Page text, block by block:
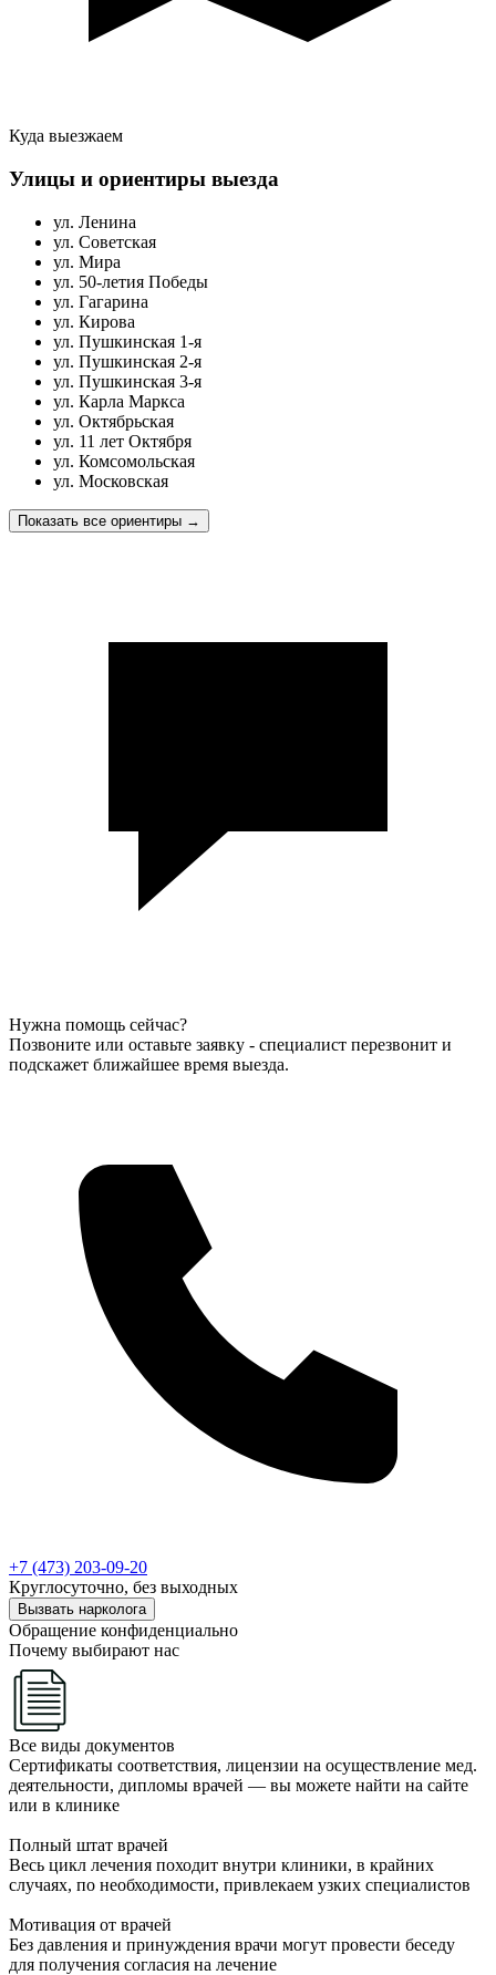
Куда выезжаем
Улицы и ориентиры выезда
ул. Ленина
ул. Советская
ул. Мира
ул. 50-летия Победы
ул. Гагарина
ул. Кирова
ул. Пушкинская 1-я
ул. Пушкинская 2-я
ул. Пушкинская 3-я
ул. Карла Маркса
ул. Октябрьская
ул. 11 лет Октября
ул. Комсомольская
ул. Московская
Показать все ориентиры →
Нужна помощь сейчас?
Позвоните или оставьте заявку - специалист перезвонит и
подскажет ближайшее время выезда.
+7 (473) 203-09-20
Круглосуточно, без выходных
Вызвать нарколога
Обращение конфиденциально
Почему выбирают нас
Все виды документов
Сертификаты соответствия, лицензии на осуществление мед.
деятельности, дипломы врачей — вы можете найти на сайте
или в клинике
Полный штат врачей
Весь цикл лечения походит внутри клиники, в крайних
случаях, по необходимости, привлекаем узких специалистов
Мотивация от врачей
Без давления и принуждения врачи могут провести беседу
для получения согласия на лечение